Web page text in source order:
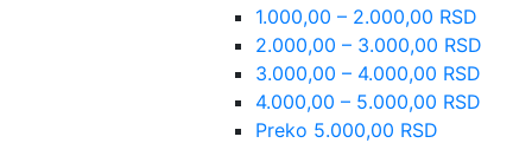
1.000,00 – 2.000,00 RSD
2.000,00 – 3.000,00 RSD
3.000,00 – 4.000,00 RSD
4.000,00 – 5.000,00 RSD
Preko 5.000,00 RSD